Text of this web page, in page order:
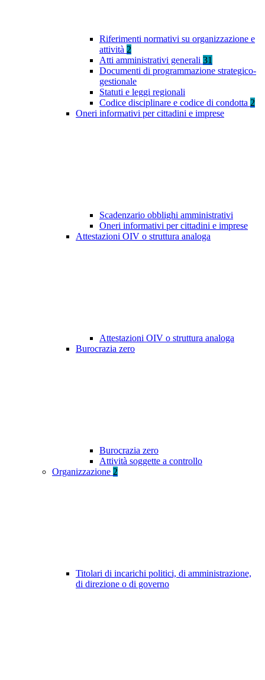
Riferimenti normativi su organizzazione e
attività 2
Atti amministrativi generali 31
Documenti di programmazione strategico-
gestionale
Statuti e leggi regionali
Codice disciplinare e codice di condotta 2
Oneri informativi per cittadini e imprese
Scadenzario obblighi amministrativi
Oneri informativi per cittadini e imprese
Attestazioni OIV o struttura analoga
Attestazioni OIV o struttura analoga
Burocrazia zero
Burocrazia zero
Attività soggette a controllo
Organizzazione 2
Titolari di incarichi politici, di amministrazione,
di direzione o di governo